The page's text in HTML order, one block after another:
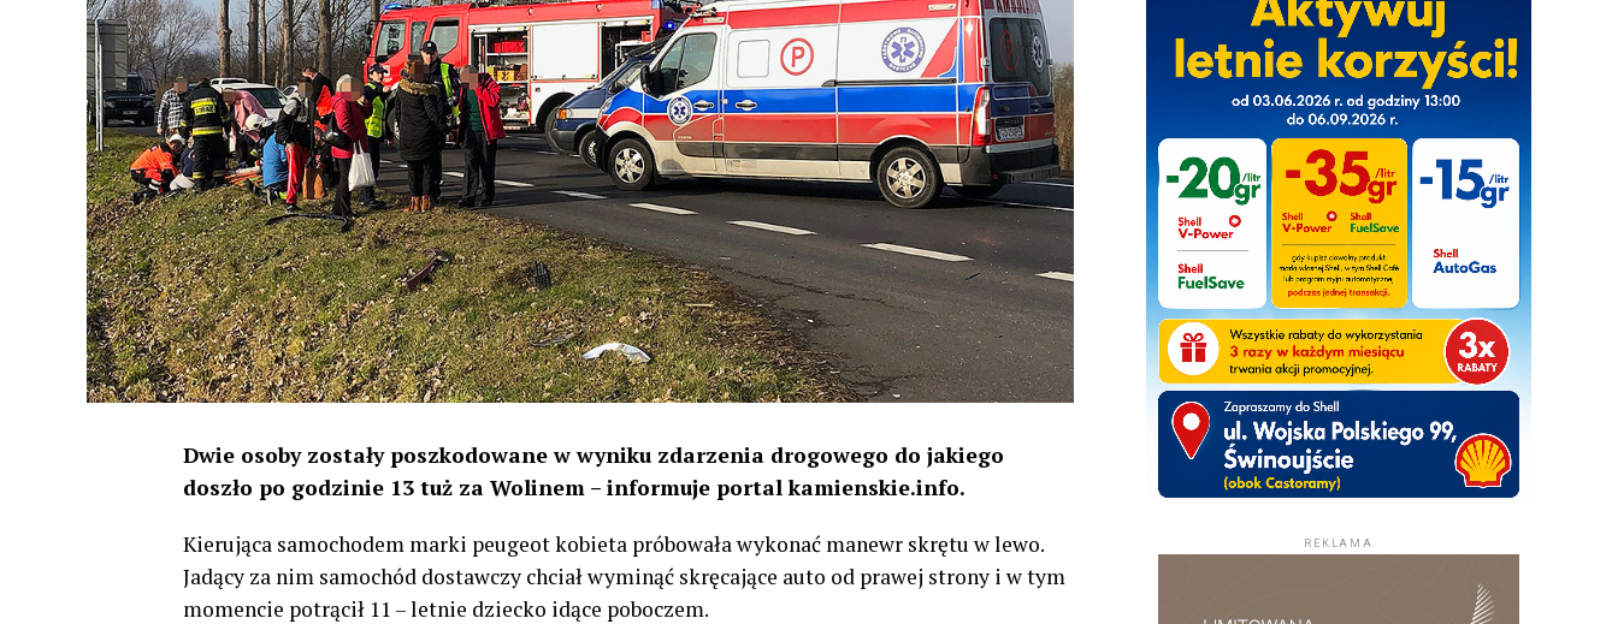
Dwie osoby zostały poszkodowane w wyniku zdarzenia drogowego do jakiego
doszło po godzinie 13 tuż za Wolinem – informuje portal kamienskie.info.
Kierująca samochodem marki peugeot kobieta próbowała wykonać manewr skrętu w lewo.
Jadący za nim samochód dostawczy chciał wyminąć skręcające auto od prawej strony i w tym
momencie potrącił 11 – letnie dziecko idące poboczem.
REKLAMA